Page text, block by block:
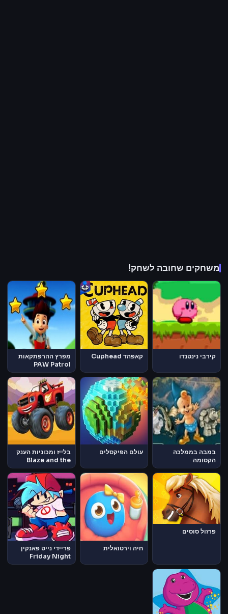
משחקים שחובה לשחק!
קירבי נינטנדו קאפהד Cuphead
מפרץ ההרפתקאות
PAW Patrol
במבה בממלכה
הקסומה
עולם הפיקסלים
בלייז ומכוניות הענק
Blaze and the
Monster
Machines
פרזול סוסים
חיה וירטואלית
פריידי נייט פאנקין
Friday Night
Funkin